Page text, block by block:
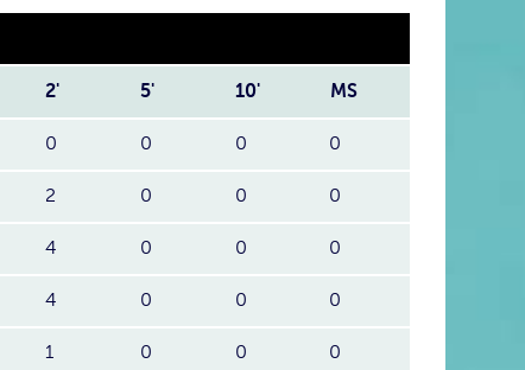
2' 5' 10' MS
0 0 0 0
2 0 0 0
4 0 0 0
4 0 0 0
1 0 0 0